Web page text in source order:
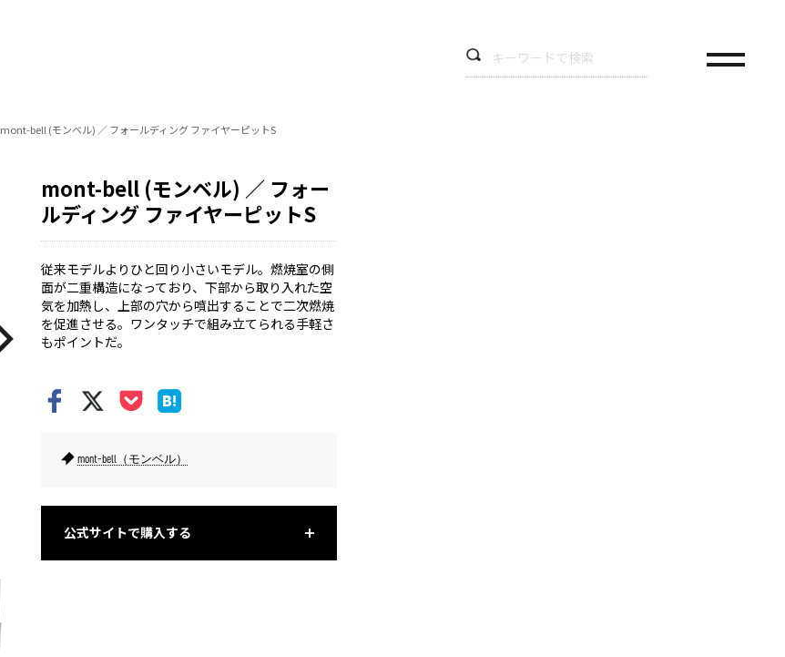
mont-bell (モンベル) ／ フォールディング ファイヤーピットS
体化されたデザイン。
mont-bell (モンベル) ／ フォー
ルディング ファイヤーピットS
従来モデルよりひと回り小さいモデル。燃焼室の側
面が二重構造になっており、下部から取り入れた空
気を加熱し、上部の穴から噴出することで二次燃焼
を促進させる。ワンタッチで組み立てられる手軽さ
もポイントだ。
mont-bell（モンベル）
公式サイトで購入する